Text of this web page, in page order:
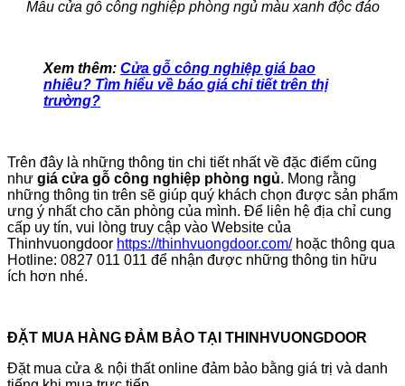
Mẫu cửa gỗ công nghiệp phòng ngủ màu xanh độc đáo
Xem thêm: Cửa gỗ công nghiệp giá bao
nhiêu? Tìm hiểu về báo giá chi tiết trên thị
trường?
Trên đây là những thông tin chi tiết nhất về đặc điểm cũng
như giá cửa gỗ công nghiệp phòng ngủ. Mong rằng
những thông tin trên sẽ giúp quý khách chọn được sản phẩm
ưng ý nhất cho căn phòng của mình. Để liên hệ địa chỉ cung
cấp uy tín, vui lòng truy cập vào Website của
Thinhvuongdoor https://thinhvuongdoor.com/hoặc thông qua
Hotline: 0827 011 011 để nhận được những thông tin hữu
ích hơn nhé.
ĐẶT MUA HÀNG ĐẢM BẢO TẠI THINHVUONGDOOR
Đặt mua cửa & nội thất online đảm bảo bằng giá trị và danh